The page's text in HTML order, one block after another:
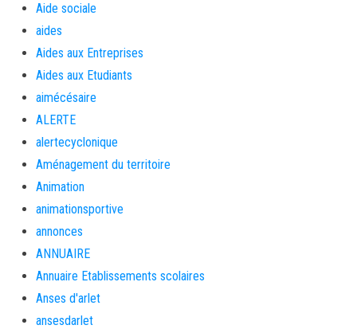
Aide sociale
aides
Aides aux Entreprises
Aides aux Etudiants
aimécésaire
ALERTE
alertecyclonique
Aménagement du territoire
Animation
animationsportive
annonces
ANNUAIRE
Annuaire Etablissements scolaires
Anses d'arlet
ansesdarlet